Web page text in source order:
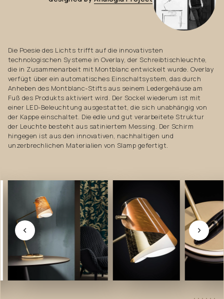
Die Poesie des Lichts trifft auf die innovativsten
technologischen Systeme in Overlay, der Schreibtischleuchte,
die in Zusammenarbeit mit Montblanc entwickelt wurde. Overlay
verfügt über ein automatisches Einschaltsystem, das durch
Anheben des Montblanc-Stifts aus seinem Ledergehäuse am
Fuß des Produkts aktiviert wird. Der Sockel wiederum ist mit
einer LED-Beleuchtung ausgestattet, die sich unabhängig von
der Kappe einschaltet. Die edle und gut verarbeitete Struktur
der Leuchte besteht aus satiniertem Messing. Der Schirm
hingegen ist aus den innovativen, nachhaltigen und
unzerbrechlichen Materialien von Slamp gefertigt.